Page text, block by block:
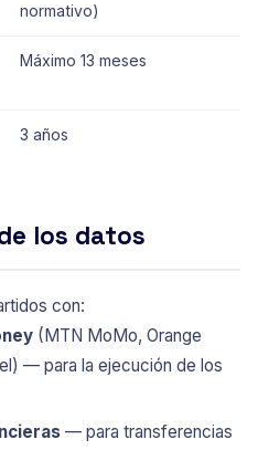
normativo)
Máximo 13 meses
3 años
los datos
con:
(MTN MoMo, Orange
— para la ejecución de los
— para transferencias